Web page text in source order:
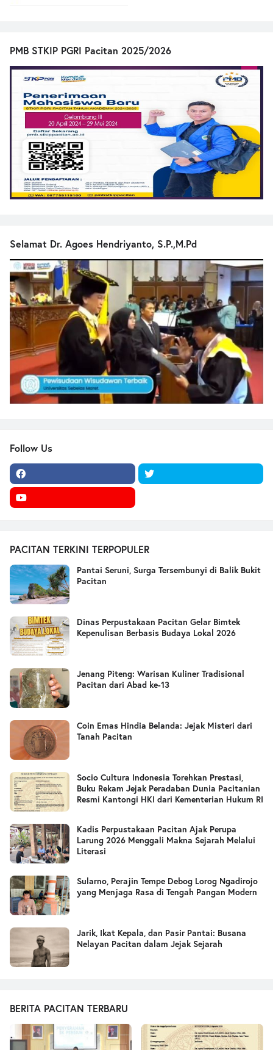
PMB STKIP PGRI Pacitan 2025/2026
Selamat Dr. Agoes Hendriyanto, S.P.,M.Pd
Follow Us
PACITAN TERKINI TERPOPULER
Pantai Seruni, Surga Tersembunyi di Balik Bukit
Pacitan
Dinas Perpustakaan Pacitan Gelar Bimtek
Kepenulisan Berbasis Budaya Lokal 2026
Jenang Piteng: Warisan Kuliner Tradisional
Pacitan dari Abad ke-13
Coin Emas Hindia Belanda: Jejak Misteri dari
Tanah Pacitan
Socio Cultura Indonesia Torehkan Prestasi,
Buku Rekam Jejak Peradaban Dunia Pacitanian
Resmi Kantongi HKI dari Kementerian Hukum RI
Kadis Perpustakaan Pacitan Ajak Perupa
Larung 2026 Menggali Makna Sejarah Melalui
Literasi
Sularno, Perajin Tempe Debog Lorog Ngadirojo
yang Menjaga Rasa di Tengah Pangan Modern
Jarik, Ikat Kepala, dan Pasir Pantai: Busana
Nelayan Pacitan dalam Jejak Sejarah
BERITA PACITAN TERBARU